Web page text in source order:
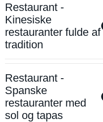
Restaurant -
Kinesiske
restauranter fulde af
tradition
Restaurant -
Spanske
restauranter med
sol og tapas